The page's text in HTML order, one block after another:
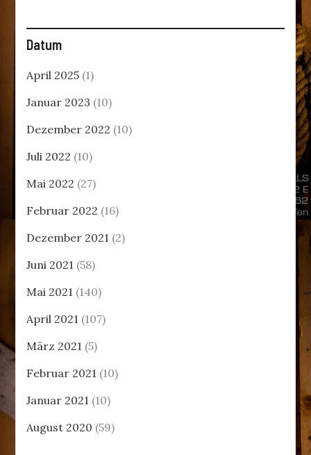
Datum
April 2025 (1)
Januar 2023 (10)
Dezember 2022 (10)
Juli 2022 (10)
Mai 2022 (27)
Februar 2022 (16)
Dezember 2021 (2)
Juni 2021 (58)
Mai 2021 (140)
April 2021 (107)
März 2021 (5)
Februar 2021 (10)
Januar 2021 (10)
August 2020 (59)